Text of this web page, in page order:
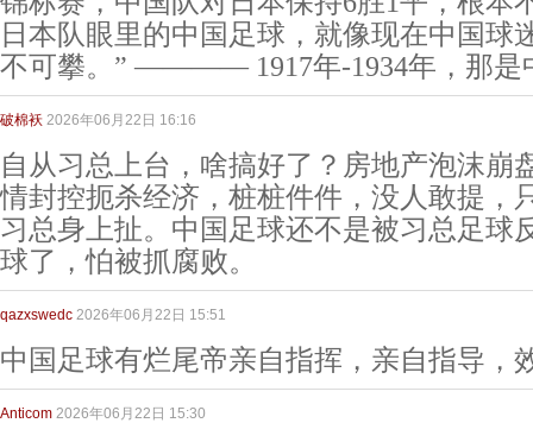
日本队眼里的中国足球，就像现在中国
不可攀。” ———— 1917年-1934年，那是
破棉袄 2026年06月22日 16:16
自从习总上台，啥搞好了？房地产泡沫崩
情封控扼杀经济，桩桩件件，没人敢提，
习总身上扯。中国足球还不是被习总足球
球了，怕被抓腐败。
qazxswedc 2026年06月22日 15:51
中国足球有烂尾帝亲自指挥，亲自指导，
Anticom 2026年06月22日 15:30